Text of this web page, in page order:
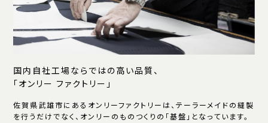
国内自社工場ならではの高い品質、
「オンリー ファクトリー」
佐賀県武雄市にあるオンリーファクトリーは、テーラーメイドの縫製
を行うだけでなく、オンリーのものつくりの「基盤」となっています。